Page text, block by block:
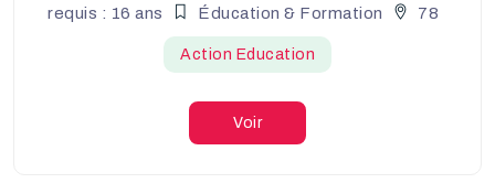
requis : 16 ans
Éducation & Formation 78
Action Education
Voir